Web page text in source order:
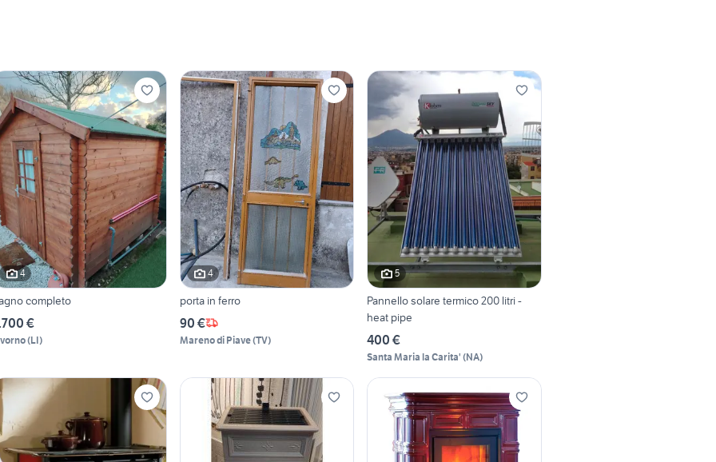
4
completo
€
(LI)
4
porta in ferro
90 €
Mareno di Piave(TV)
5
Pannello solare termico 200 litri -
heat pipe
400 €
Santa Maria la Carita' (NA)